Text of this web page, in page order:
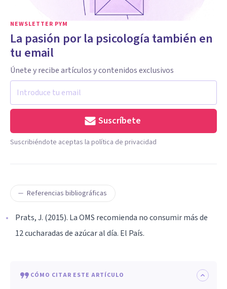
NEWSLETTER PYM
La pasión por la psicología también en
tu email
Únete y recibe artículos y contenidos exclusivos
Suscríbete
Suscribiéndote aceptas la política de privacidad
Referencias bibliográficas
Prats, J. (2015). La OMS recomienda no consumir más de
12 cucharadas de azúcar al día. El País.
CÓMO CITAR ESTE ARTÍCULO